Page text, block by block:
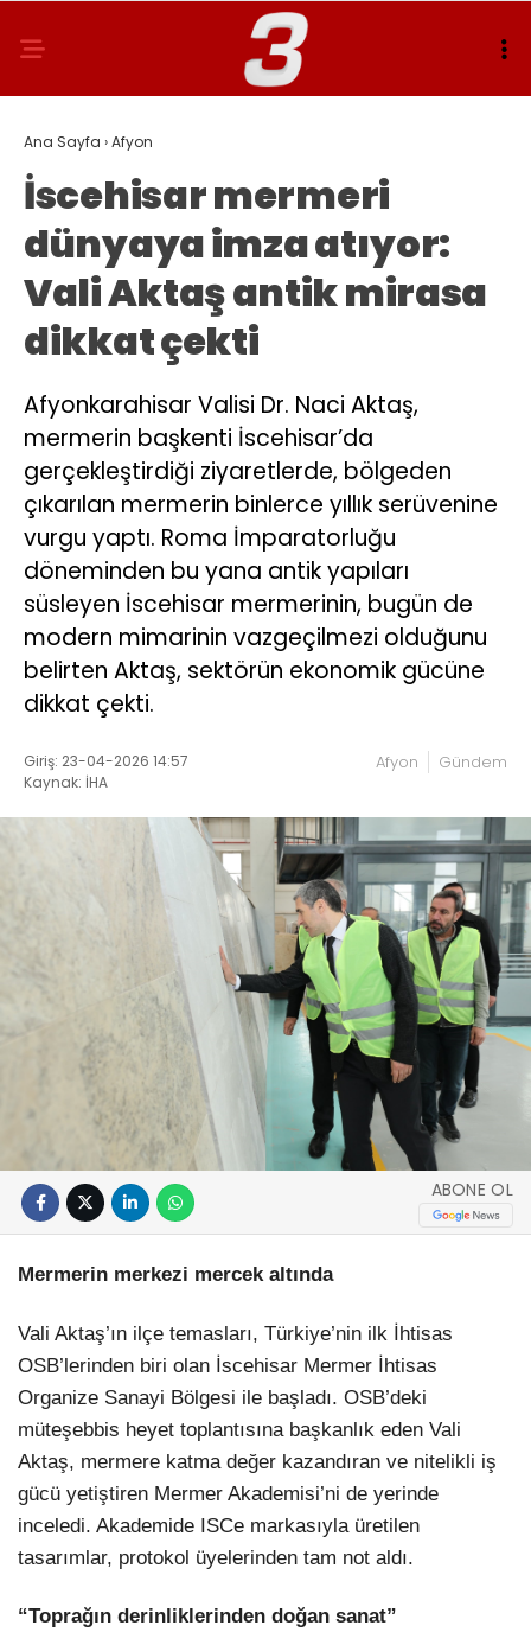
Ana Sayfa ›Afyon
İscehisar mermeri
dünyaya imza atıyor:
Vali Aktaş antik mirasa
dikkat çekti
Afyonkarahisar Valisi Dr. Naci Aktaş,
mermerin başkenti İscehisar’da
gerçekleştirdiği ziyaretlerde, bölgeden
çıkarılan mermerin binlerce yıllık serüvenine
vurgu yaptı. Roma İmparatorluğu
döneminden bu yana antik yapıları
süsleyen İscehisar mermerinin, bugün de
modern mimarinin vazgeçilmezi olduğunu
belirten Aktaş, sektörün ekonomik gücüne
dikkat çekti.
Giriş: 23-04-2026 14:57
Kaynak: İHA
Afyon Gündem
ABONE OL
Mermerin merkezi mercek altında
Vali Aktaş’ın ilçe temasları, Türkiye’nin ilk İhtisas
OSB’lerinden biri olan İscehisar Mermer İhtisas
Organize Sanayi Bölgesi ile başladı. OSB’deki
müteşebbis heyet toplantısına başkanlık eden Vali
Aktaş, mermere katma değer kazandıran ve nitelikli iş
gücü yetiştiren Mermer Akademisi’ni de yerinde
inceledi. Akademide ISCe markasıyla üretilen
tasarımlar, protokol üyelerinden tam not aldı.
“Toprağın derinliklerinden doğan sanat”